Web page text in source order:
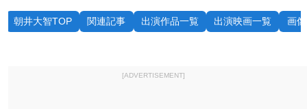
朝井大智TOP 関連記事 出演作品一覧 出演映画一覧 画
[ADVERTISEMENT]